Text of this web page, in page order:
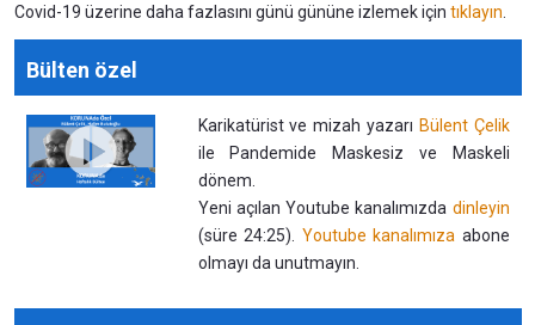
Covid-19 üzerine daha fazlasını günü gününe izlemek için tıklayın
Bülten özel
Karikatürist ve mizah yazarı Bülent Çelik
ile Pandemide Maskesiz ve Maskeli
dönem.
Yeni açılan Youtube kanalımızda dinleyin
(süre 24:25). Youtube kanalımıza abone
olmayı da unutmayın.